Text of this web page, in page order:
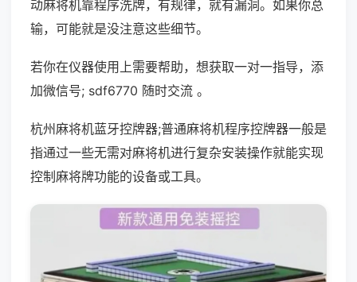
动麻将机靠程序洗牌，有规律，就有漏洞。如果你总
输，可能就是没注意这些细节。
若你在仪器使用上需要帮助，想获取一对一指导，添
加微信号; sdf6770 随时交流 。
杭州麻将机蓝牙控牌器;普通麻将机程序控牌器一般是
指通过一些无需对麻将机进行复杂安装操作就能实现
控制麻将牌功能的设备或工具。